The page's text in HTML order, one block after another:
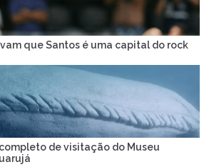
que Santos é uma capital do rock
de visitação do Museu